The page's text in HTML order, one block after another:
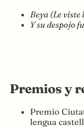
Beya (Le
Y su despojo
Premios y
Premio
lengua